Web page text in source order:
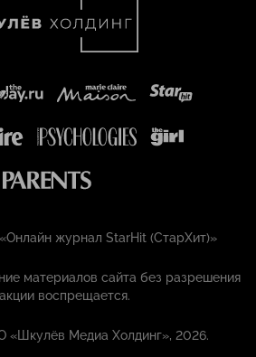
журнал StarHit (СтарХит)»
материалов сайта без разрешения
воспрещается.
«Шкулёв Медиа Холдинг», 2026.